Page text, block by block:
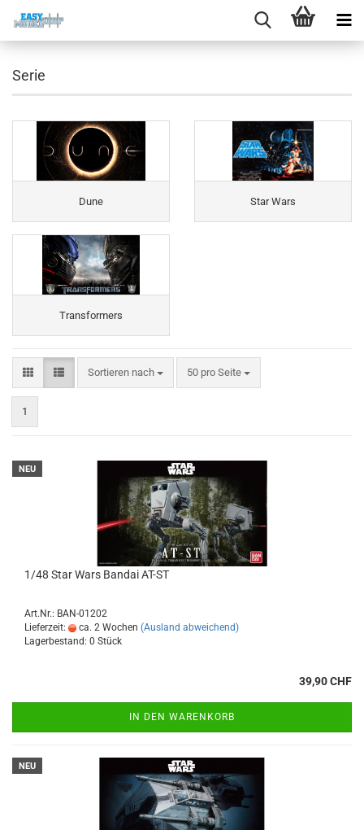
Serie
Dune Star Wars
Transformers
Sortieren nach
Sortieren nach 50 pro Seite
pro Seite
1
NEU
1/48 Star Wars Bandai AT-ST
Art.Nr.: BAN-01202
Lieferzeit:
ca. 2 Wochen (Ausland abweichend)
Lagerbestand: 0 Stück
39,90 CHF
IN DEN WARENKORB
NEU